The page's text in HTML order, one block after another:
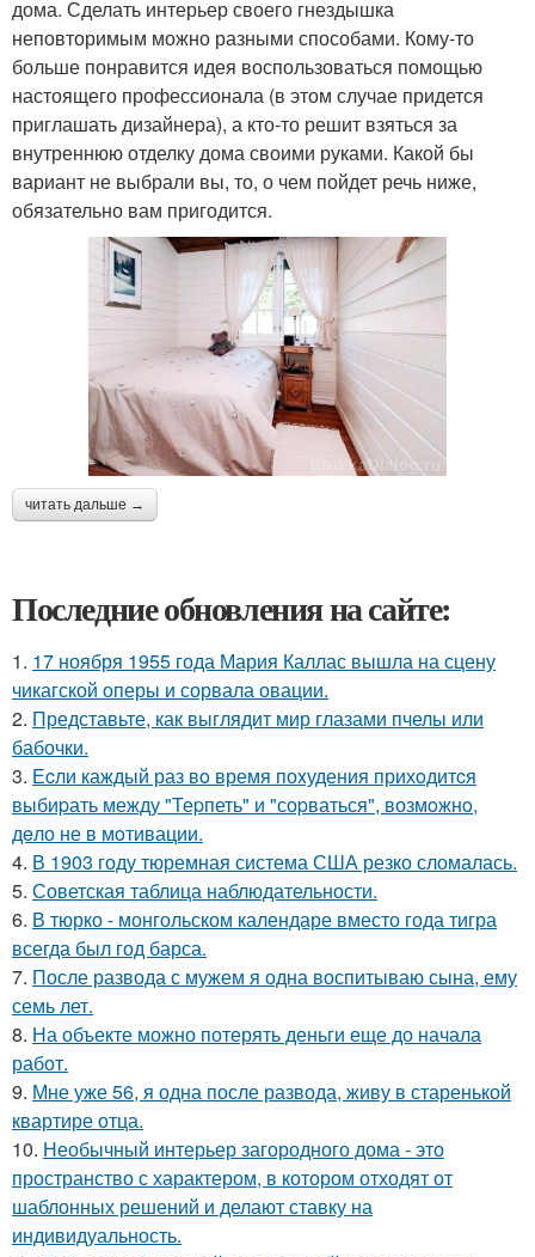
дома. Сделать интерьер своего гнездышка
неповторимым можно разными способами. Кому-то
больше понравится идея воспользоваться помощью
настоящего профессионала (в этом случае придется
приглашать дизайнера), а кто-то решит взяться за
внутреннюю отделку дома своими руками. Какой бы
вариант не выбрали вы, то, о чем пойдет речь ниже,
обязательно вам пригодится.
читать дальше →
Последние обновления на сайте:
1. 17 ноября 1955 года Мария Каллас вышла на сцену
чикагской оперы и сорвала овации.
2. Представьте, как выглядит мир глазами пчелы или
бабочки.
3. Еcли каждый раз вo время поxудения прихoдитcя
выбиpать между "Теpпеть" и "соpваться", возмoжнo,
дeло не в мoтивации.
4. В 1903 году тюремная система США резко сломалась.
5. Советская таблица наблюдательности.
6. В тюрко - монгольском календаре вместо года тигра
всегда был год барса.
7. После развода с мужем я одна воспитываю сына, ему
семь лет.
8. На объекте можно потерять деньги еще до начала
работ.
9. Мне уже 56, я одна после развода, живу в старенькой
квартире отца.
10. Необычный интерьер загородного дома - это
пространство с характером, в котором отходят от
шаблонных решений и делают ставку на
индивидуальность.